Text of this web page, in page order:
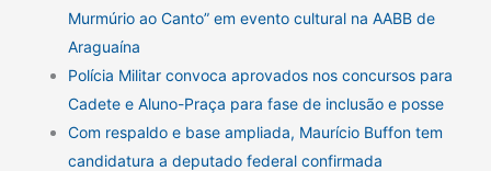
Murmúrio ao Canto” em evento cultural na AABB de
Araguaína
Polícia Militar convoca aprovados nos concursos para
Cadete e Aluno-Praça para fase de inclusão e posse
Com respaldo e base ampliada, Maurício Buffon tem
candidatura a deputado federal confirmada